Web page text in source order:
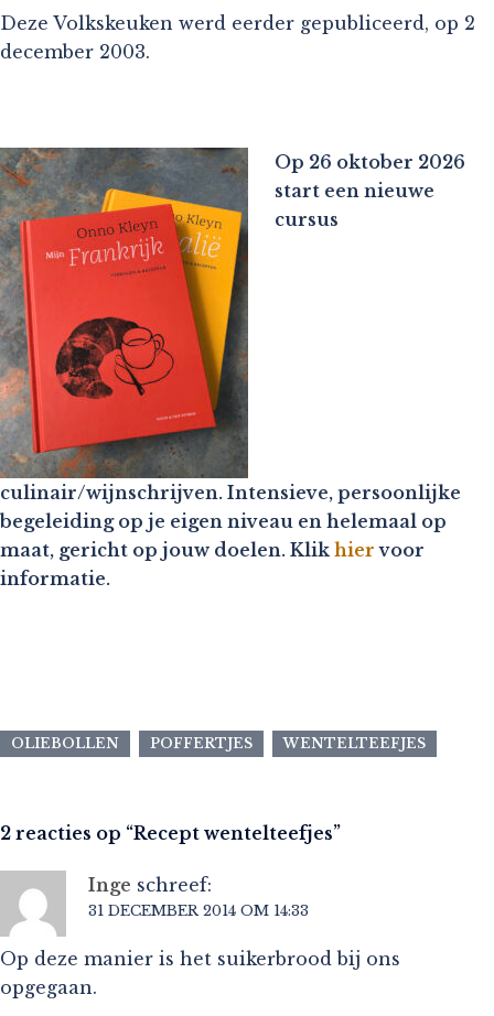
Deze Volkskeuken werd eerder gepubliceerd, op 2
december 2003.
Op 26 oktober 2026
start een nieuwe
cursus
culinair/wijnschrijven. Intensieve, persoonlijke
begeleiding op je eigen niveau en helemaal op
maat, gericht op jouw doelen. Klik hier voor
informatie.
OLIEBOLLEN POFFERTJES WENTELTEEFJES
2 reacties op “Recept wentelteefjes”
Inge schreef:
31 DECEMBER 2014 OM 14:33
Op deze manier is het suikerbrood bij ons
opgegaan.